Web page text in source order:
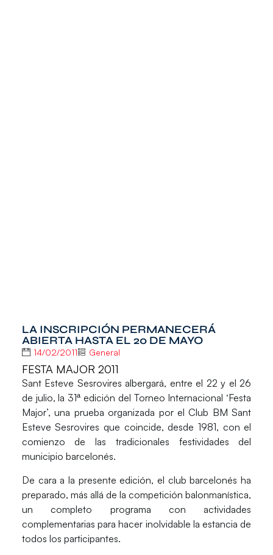
LA INSCRIPCIÓN PERMANECERÁ
ABIERTA HASTA EL 20 DE MAYO
14/02/2011 General
FESTA MAJOR 2011
Sant Esteve Sesrovires albergará, entre el 22 y el 26
de julio, la 31ª edición del Torneo Internacional ‘Festa
Major’, una prueba organizada por el Club BM Sant
Esteve Sesrovires que coincide, desde 1981, con el
comienzo de las tradicionales festividades del
municipio barcelonés.
De cara a la presente edición, el club barcelonés ha
preparado, más allá de la competición balonmanística,
un completo programa con actividades
complementarias para hacer inolvidable la estancia de
todos los participantes.